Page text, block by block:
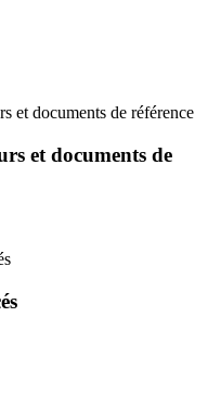
et documents de référence
et documents de